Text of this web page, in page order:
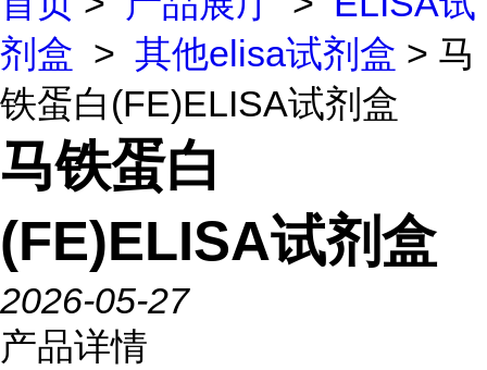
剂盒 > 其他elisa试剂盒 > 马
铁蛋白(FE)ELISA试剂盒
马铁蛋白
(FE)ELISA试剂盒
2026-05-27
产品详情